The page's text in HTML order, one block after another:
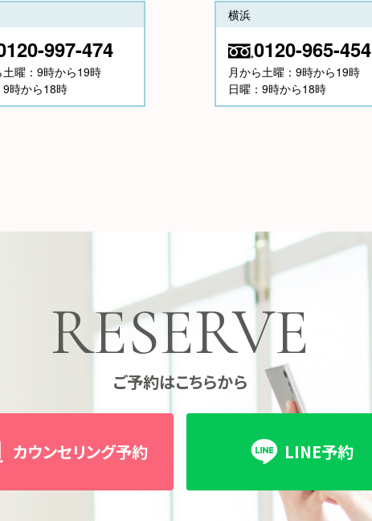
997-474
土曜：9時から19時
9時から18時
横浜
0120-965-454
月から土曜：9時から19時
日曜：9時から18時
RESERVE
ご予約はこちらから
カウンセリング予約 LINE予約